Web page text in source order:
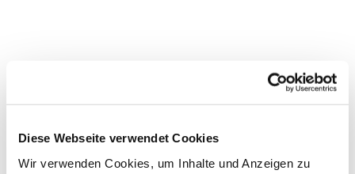
Diese Webseite verwendet Cookies
Wir verwenden Cookies, um Inhalte und Anzeigen zu